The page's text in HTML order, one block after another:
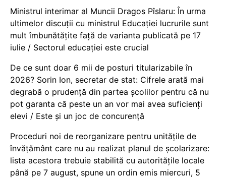
Ministrul interimar al Muncii Dragos Pîslaru: În urma
ultimelor discuții cu ministrul Educației lucrurile sunt
mult îmbunătățite față de varianta publicată pe 17
iulie / Sectorul educației este crucial
De ce sunt doar 6 mii de posturi titularizabile în
2026? Sorin Ion, secretar de stat: Cifrele arată mai
degrabă o prudență din partea școlilor pentru că nu
pot garanta că peste un an vor mai avea suficienți
elevi / Este și un joc de concurență
Proceduri noi de reorganizare pentru unitățile de
învățământ care nu au realizat planul de școlarizare:
lista acestora trebuie stabilită cu autoritățile locale
până pe 7 august, spune un ordin emis miercuri, 5